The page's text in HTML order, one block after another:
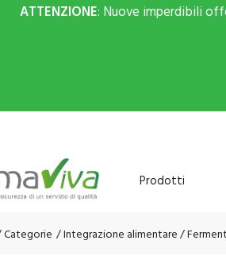
ATTENZIONE: Nuove imperdibili
Prodotti
Categorie Integrazione alimentare/